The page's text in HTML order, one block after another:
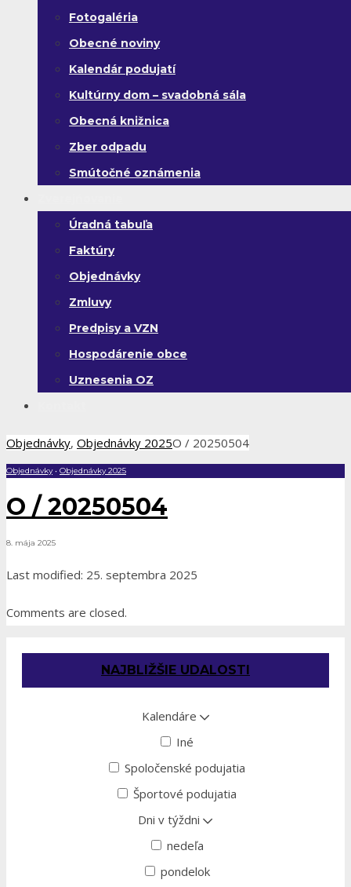
Fotogaléria
Obecné noviny
Kalendár podujatí
Kultúrny dom – svadobná sála
Obecná knižnica
Zber odpadu
Smútočné oznámenia
Úradná tabuľa
Faktúry
Objednávky
Zmluvy
Predpisy a VZN
Hospodárenie obce
Uznesenia OZ
Objednávky, Objednávky 2025O / 20250504
Objednávky• Objednávky 2025
O / 20250504
8. mája 2025
Last modified: 25. septembra 2025
Comments are closed.
NAJBLIŽŠIE UDALOSTI
Kalendáre
Iné
Spoločenské podujatia
Športové podujatia
Dni v týždni
nedeľa
pondelok